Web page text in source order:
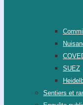
SUEZ
Sentiers et